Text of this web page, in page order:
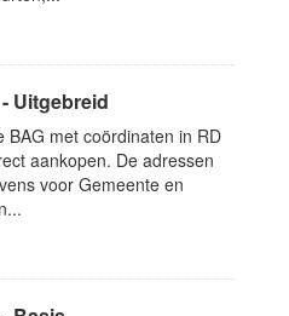
Uitgebreid
BAG met coördinaten in RD
aankopen. De adressen
voor Gemeente en